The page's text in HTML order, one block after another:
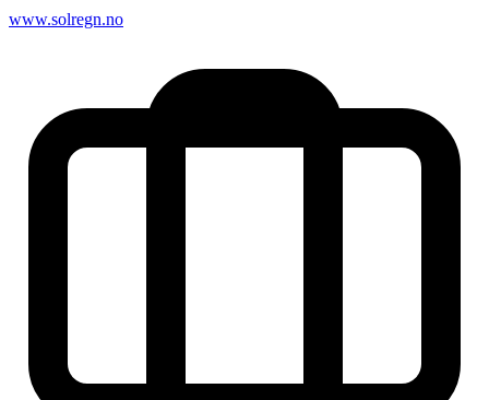
www.solregn.no